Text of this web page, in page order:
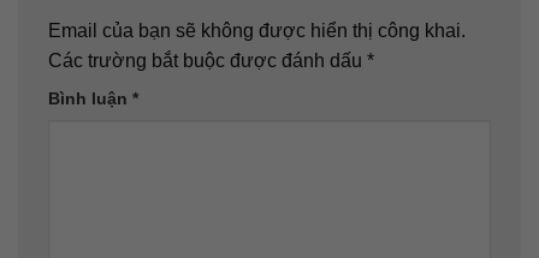
Email của bạn sẽ không được hiển thị công khai.
Các trường bắt buộc được đánh dấu *
Bình luận *